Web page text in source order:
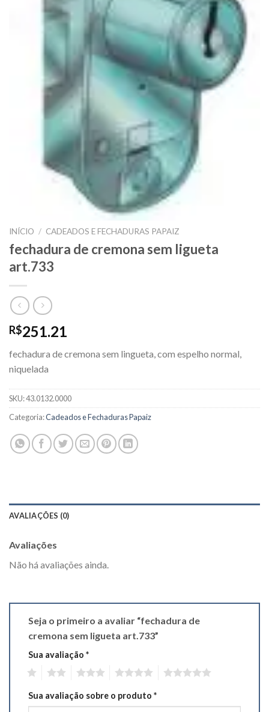
INÍCIO / CADEADOS E FECHADURAS PAPAIZ
fechadura de cremona sem ligueta
art.733
R$251.21
fechadura de cremona sem lingueta, com espelho normal,
niquelada
SKU:43.0132.0000
Categoria:Cadeados e Fechaduras Papaiz
AVALIAÇÕES (0)
Avaliações
Não há avaliações ainda.
Seja o primeiro a avaliar “fechadura de
cremona sem ligueta art.733”
Sua avaliação *
Sua avaliação sobre o produto *